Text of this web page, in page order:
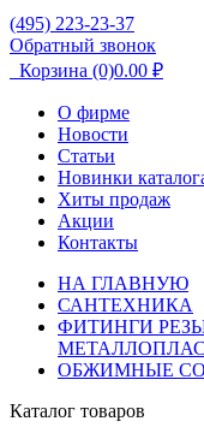
(495) 223-23-37
Обратный звонок
Корзина (0)0.00 ₽
О фирме
Новости
Статьи
Новинки
Хиты продаж
Акции
Контакты
НА ГЛАВНУЮ
САНТЕХНИКА
ФИТИНГИ
ОБЖИМНЫЕ
Каталог товаров